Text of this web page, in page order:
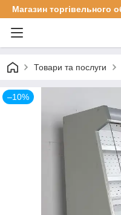
Магазин торгівельного
Товари та послуги
–10%